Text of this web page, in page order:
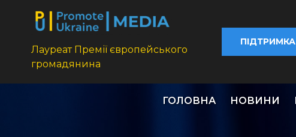
Лауреат Премії європейського
громадянина
ПІДТРИМКА
ГОЛОВНА НОВИНИ